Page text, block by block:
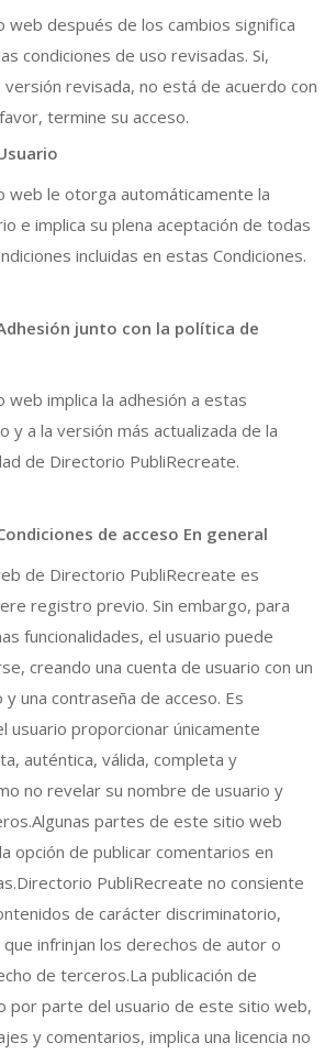
web después de los cambios significa
condiciones de uso revisadas. Si,
revisada, no está de acuerdo con
termine su acceso.
web le otorga automáticamente la
e implica su plena aceptación de todas
incluidas en estas Condiciones.
junto con la política de
web implica la adhesión a estas
y a la versión más actualizada de la
de Directorio PubliRecreate.
de acceso En general
de Directorio PubliRecreate es
registro previo. Sin embargo, para
funcionalidades, el usuario puede
creando una cuenta de usuario con un
una contraseña de acceso. Es
usuario proporcionar únicamente
auténtica, válida, completa y
no revelar su nombre de usuario y
partes de este sitio web
opción de publicar comentarios en
PubliRecreate no consiente
de carácter discriminatorio,
infrinjan los derechos de autor o
de terceros.La publicación de
por parte del usuario de este sitio web,
y comentarios, implica una licencia no